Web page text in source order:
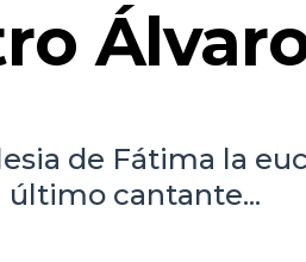
de Fátima la
último cantante...